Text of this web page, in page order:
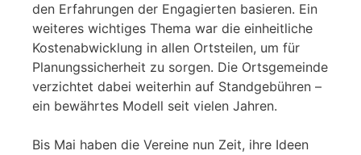
den Erfahrungen der Engagierten basieren. Ein
weiteres wichtiges Thema war die einheitliche
Kostenabwicklung in allen Ortsteilen, um für
Planungssicherheit zu sorgen. Die Ortsgemeinde
verzichtet dabei weiterhin auf Standgebühren –
ein bewährtes Modell seit vielen Jahren.
Bis Mai haben die Vereine nun Zeit, ihre Ideen